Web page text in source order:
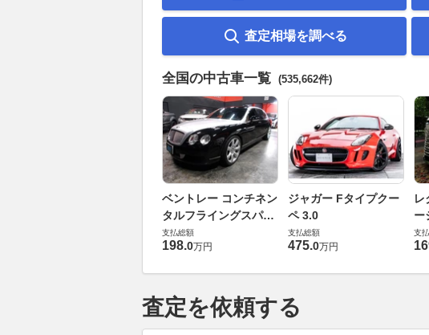
査定相場を調べる
全国の中古車一覧 (535,662件)
ベントレー コンチネン
タルフライングスパー
6.0 4WD
支払総額
198.0万円
ジャガー Fタイプクー
ペ 3.0
支払総額
475.0万円
レ
ー
支
査定を依頼する